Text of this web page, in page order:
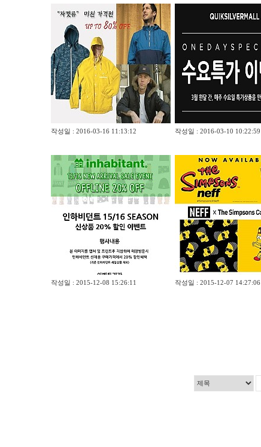
작성일 : 2016-03-16 11:13:12 작성일 : 2016-03-10 10:22:59
작성일 : 2015-12-08 15:26:11 작성일 : 2015-12-07 14:27:06